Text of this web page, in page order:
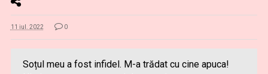
11 iul. 2022 0
Soțul meu a fost infidel. M-a trădat cu cine apuca!